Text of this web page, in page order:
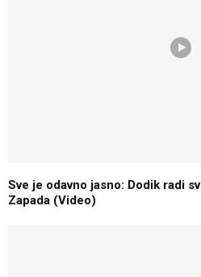
Sve je odavno jasno: Dodik radi
Zapada (Video)